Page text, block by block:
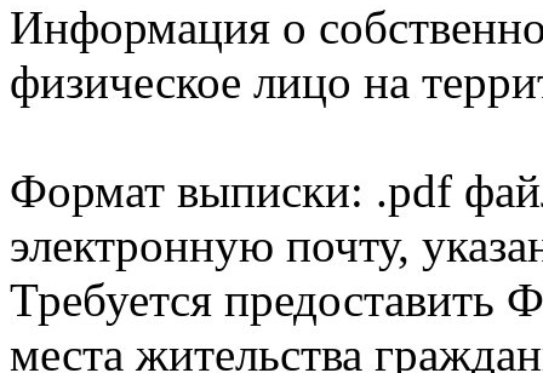
Информация о
физическое лицо на
Формат выписки: .pdf
электронную почту,
Требуется
места жительства